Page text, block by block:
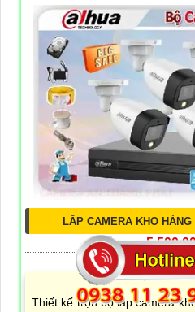
LẮP CAMERA KHO
5,700,000
Thiết kế trọn bộ lắp camera